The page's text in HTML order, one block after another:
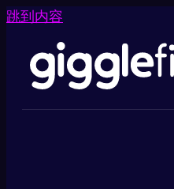
跳到内容